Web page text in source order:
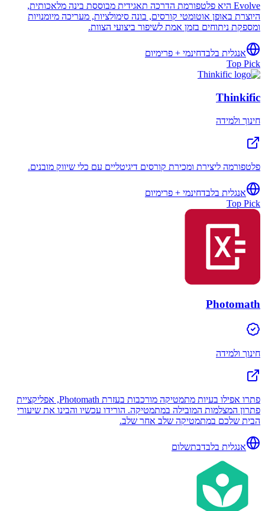
Evolve היא פלטפורמת הדרכה תאגידית מבוססת בינה מלאכותית,
היוצרת באופן אוטומטי קורסים, בונה סימולציות, מעריכה מיומנויות
ומספקת ניתוחים בזמן אמת לשיפור ביצועי הצוות.
אנגלית בלבדחינמי + פרימיום
Top Pick
Thinkific
חינוך ולמידה
פלטפורמה ליצירת ומכירת קורסים דיגיטליים עם כלי שיווק מובנים.
אנגלית בלבדחינמי + פרימיום
Top Pick
Photomath
חינוך ולמידה
פתרו אפילו בעיות מתמטיקה מורכבות בעזרת Photomath, אפליקציית
פתרון המצלמות המובילה במתמטיקה. הורידו עכשיו והבינו את שיעורי
הבית שלכם במתמטיקה שלב אחר שלב.
אנגלית בלבדבתשלום